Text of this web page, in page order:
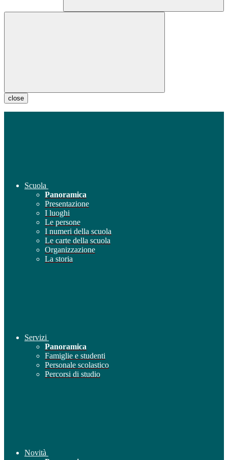
close
Scuola
Panoramica
Presentazione
I luoghi
Le persone
I numeri della scuola
Le carte della scuola
Organizzazione
La storia
Servizi
Panoramica
Famiglie e studenti
Personale scolastico
Percorsi di studio
Novità